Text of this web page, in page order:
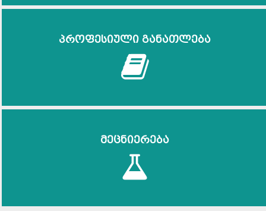
პროფესიული განათლება
მეცნიერება